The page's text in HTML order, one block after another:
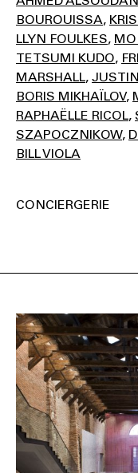
BOUROUISSA
LLYN FOULKES
TETSUMI KUDO
MARSHALL
BORIS MIKHAÏLOV
RAPHAËLLE RICOL
SZAPOCZNIKOW
BILL VIOLA
CONCIERGERIE